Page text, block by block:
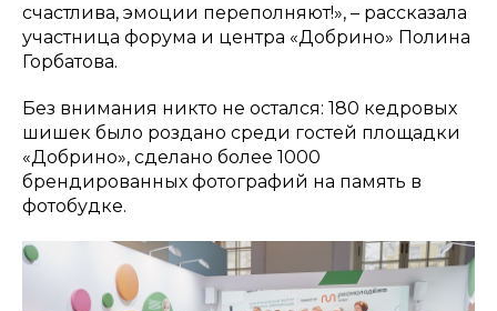
счастлива, эмоции переполняют!», – рассказала
участница форума и центра «Добрино» Полина
Горбатова.
Без внимания никто не остался: 180 кедровых
шишек было роздано среди гостей площадки
«Добрино», сделано более 1000
брендированных фотографий на память в
фотобудке.